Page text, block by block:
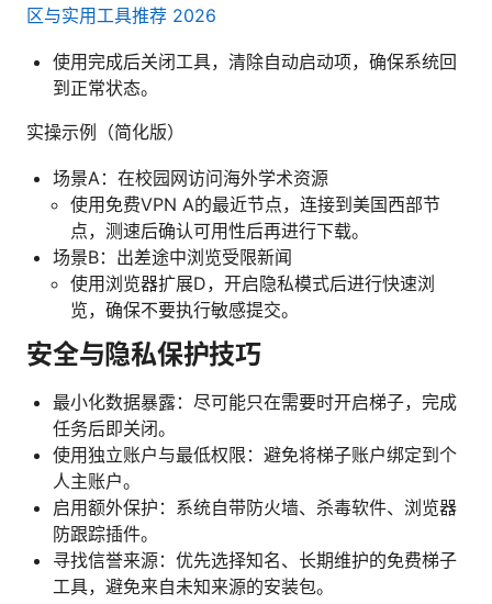
区与实用工具推荐 2026
使用完成后关闭工具，清除自动启动项，确保系统回
到正常状态。
实操示例（简化版）
场景A：在校园网访问海外学术资源
使用免费VPN A的最近节点，连接到美国西部节
点，测速后确认可用性后再进行下载。
场景B：出差途中浏览受限新闻
使用浏览器扩展D，开启隐私模式后进行快速浏
览，确保不要执行敏感提交。
安全与隐私保护技巧
最小化数据暴露：尽可能只在需要时开启梯子，完成
任务后即关闭。
使用独立账户与最低权限：避免将梯子账户绑定到个
人主账户。
启用额外保护：系统自带防火墙、杀毒软件、浏览器
防跟踪插件。
寻找信誉来源：优先选择知名、长期维护的免费梯子
工具，避免来自未知来源的安装包。